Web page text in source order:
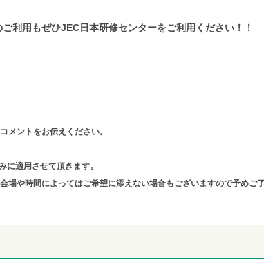
利用もぜひJEC日本研修センターをご利用ください！！
メントをお伝えください。
適用させて頂きます。
や時間によってはご希望に添えない場合もございますので予めご了